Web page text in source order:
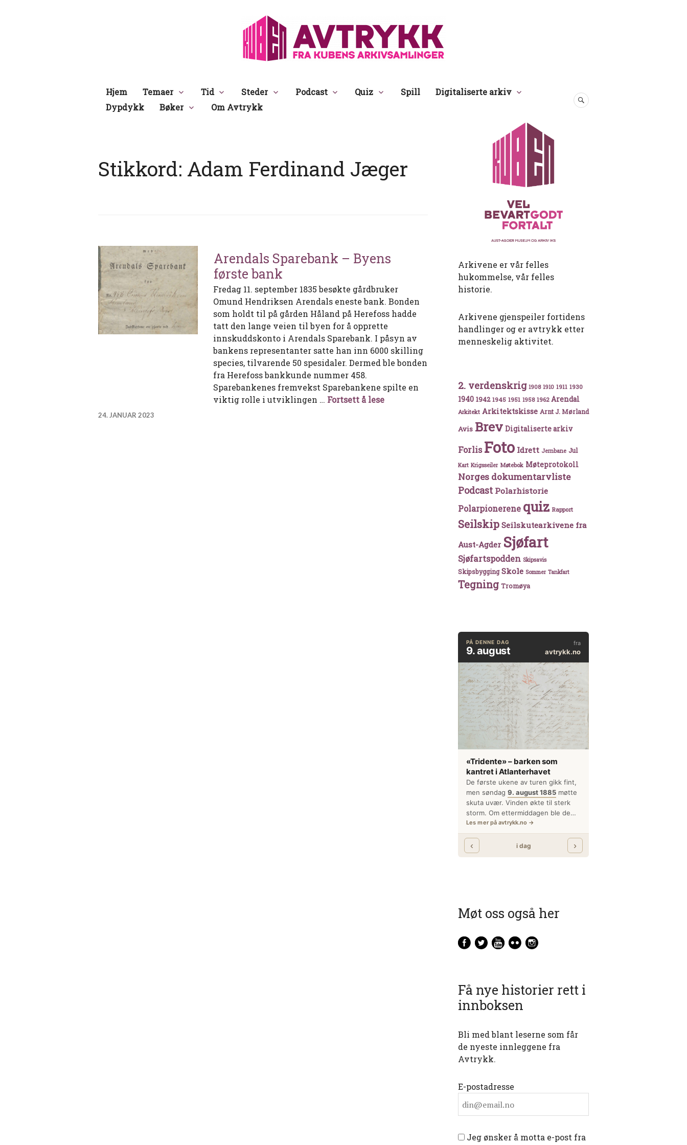
Avtrykk
Hjem Temaer Tid Steder Podcast Quiz Spill
Digitaliserte arkiv
Dypdykk
Bøker Om Avtrykk
SØK
Stikkord: Adam Ferdinand Jæger
Arendals Sparebank – Byens
første bank
Fredag 11. september 1835 besøkte gårdbruker
Omund Hendriksen Arendals eneste bank. Bonden
som holdt til på gården Håland på Herefoss hadde
tatt den lange veien til byen for å opprette
innskuddskonto i Arendals Sparebank. I påsyn av
bankens representanter satte han inn 6000 skilling
species, tilvarende 50 spesidaler. Dermed ble bonden
fra Herefoss bankkunde nummer 458.
Sparebankenes fremvekst Sparebankene spilte en
viktig rolle i utviklingen … Fortsett å leseArendals Sparebank – Byens første bank
24. JANUAR 2023
Arkivene er vår felles
hukommelse, vår felles
historie.
Arkivene gjenspeiler fortidens
handlinger og er avtrykk etter
menneskelig aktivitet.
2. verdenskrig 1908 1910 1911 1930
1940 1942 1945 1951 1958 1962 Arendal
Arkitekt Arkitektskisse Arnt J. Mørland
Avis Brev Digitaliserte arkiv
Forlis Foto Idrett Jernbane Jul
Kart Krigsseiler Møtebok Møteprotokoll
Norges dokumentarvliste
Podcast Polarhistorie
Polarpionerene quiz Rapport
Seilskip Seilskutearkivene fra
Aust-Agder Sjøfart
Sjøfartspodden Skipsavis
Skipsbygging Skole Sommer Tankfart
Tegning Tromøya
Møt oss også her
Få nye historier rett i
innboksen
Bli med blant leserne som får
de nyeste innleggene fra
Avtrykk.
E-postadresse
Jeg ønsker å motta e-post fra